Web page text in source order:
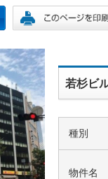
若杉ビ
種別
物件名